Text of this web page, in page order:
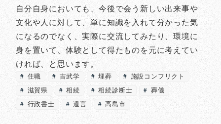
自分自身においても、今後で会う新しい出来事や
文化や人に対して、単に知識を入れて分かった気
になるのでなく、実際に交流してみたり、環境に
身を置いて、体験として得たものを元に考えてい
ければ、と思います。
住職 吉武学 埋葬
施設コンフリクト
滋賀県
相続 相続診断士
葬儀
行政書士
遺言 高島市